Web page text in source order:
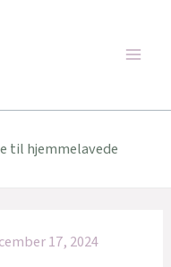
til hjemmelavede
17, 2024